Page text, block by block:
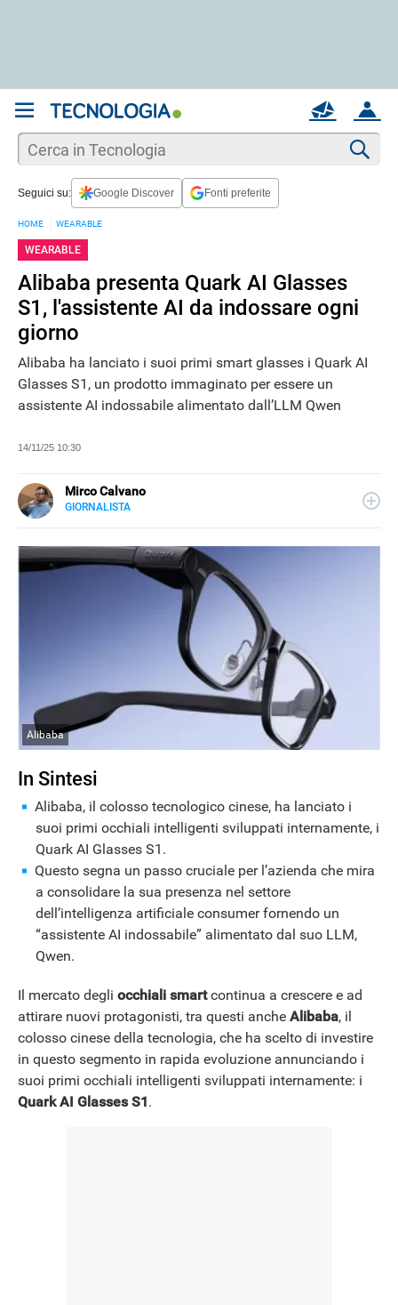
ACCOUNT
MAIL
NEWS
Seguici su: Google Discover Fonti preferite
HOME WEARABLE
WEARABLE
Alibaba presenta Quark AI Glasses
S1, l'assistente AI da indossare ogni
giorno
Alibaba ha lanciato i suoi primi smart glasses i Quark AI
Glasses S1, un prodotto immaginato per essere un
assistente AI indossabile alimentato dall’LLM Qwen
14/11/25 10:30
Mirco Calvano
GIORNALISTA
occupandosi di musica, cultura, lifestyle e tecnologia.
Alibaba
In Sintesi
Alibaba, il colosso tecnologico cinese, ha lanciato i
suoi primi occhiali intelligenti sviluppati internamente, i
Quark AI Glasses S1.
Questo segna un passo cruciale per l’azienda che mira
a consolidare la sua presenza nel settore
dell’intelligenza artificiale consumer fornendo un
“assistente AI indossabile” alimentato dal suo LLM,
Qwen.
Il mercato degli occhiali smartcontinua a crescere e ad
attirare nuovi protagonisti, tra questi anche Alibaba, il
colosso cinese della tecnologia, che ha scelto di investire
in questo segmento in rapida evoluzione annunciando i
suoi primi occhiali intelligenti sviluppati internamente: i
Quark AI Glasses S1.